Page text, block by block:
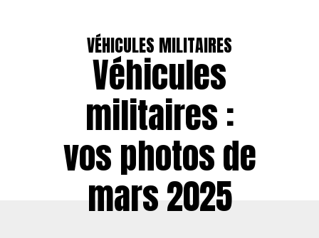
VÉHICULES MILITAIRES
Véhicules
militaires :
vos photos de
mars 2025